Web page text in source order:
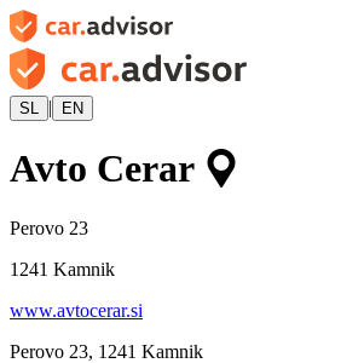
SL | EN
Avto Cerar
Perovo 23
1241 Kamnik
www.avtocerar.si
Perovo 23, 1241 Kamnik